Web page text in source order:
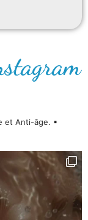
et Anti-âge. ▪︎